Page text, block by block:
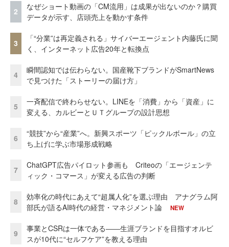
2
なぜショート動画の「CM流用」は成果が出ないのか？購買
データが示す、店頭売上を動かす条件
3
「“分業”は再定義される」サイバーエージェント内藤氏に聞
く、インターネット広告20年と転換点
4
瞬間認知では伝わらない。国産靴下ブランドがSmartNews
で見つけた「ストーリーの届け方」
5
一斉配信で終わらせない。LINEを「消費」から「資産」に
変える、カルビーとＵＴグループの設計思想
6
“競技”から“産業”へ。新興スポーツ「ピックルボール」の立
ち上げに学ぶ市場形成戦略
7
ChatGPT広告パイロット参画も Criteoの「エージェンテ
ィック・コマース」が変える広告の判断
8
効率化の時代にあえて“超属人化”を選ぶ理由 アナグラム阿
部氏が語るAI時代の経営・マネジメント論
NEW
9
事業とCSRは一体である――生涯ブランドを目指すオルビ
スが10代に“セルフケア”を教える理由